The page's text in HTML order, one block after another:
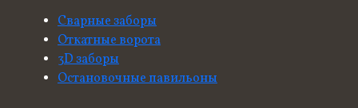
Сварные заборы
Откатные ворота
3D заборы
Остановочные павильоны